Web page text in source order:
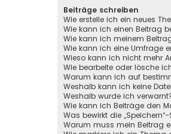
Beiträge schreiben
Wie erstelle ich ein neues
Wie kann ich einen Beitrag
Wie kann ich meinem
Wie kann ich eine Umfrage
Wieso kann ich nicht mehr
Wie bearbeite oder lösche
Warum kann ich auf
Weshalb kann ich keine
Weshalb wurde ich
Wie kann ich Beiträge den
Was bewirkt die
Warum muss mein Beitrag